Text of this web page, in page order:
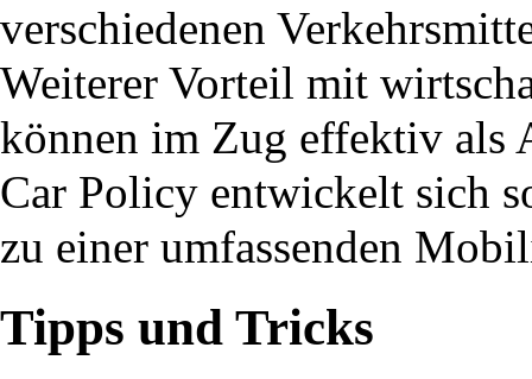
verschiedenen
Weiterer Vorteil mit
können im Zug effektiv als
Car Policy entwickelt sich
zu einer umfassenden
Tipps und Tricks